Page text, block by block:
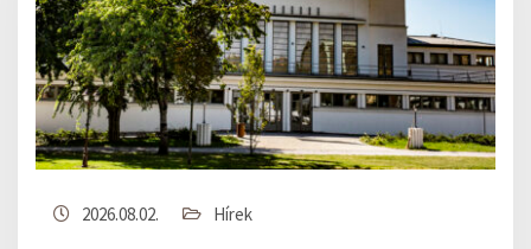
2026.08.02. Hírek